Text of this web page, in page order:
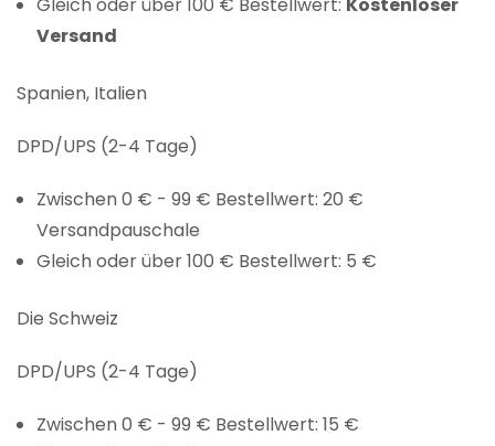
Versand
Spanien, Italien
DPD/UPS (2-4 Tage)
Zwischen 0 € - 99 € Bestellwert: 20 €
Versandpauschale
Gleich oder über 100 € Bestellwert: 5 €
Die Schweiz
DPD/UPS (2-4 Tage)
Zwischen 0 € - 99 € Bestellwert: 15 €